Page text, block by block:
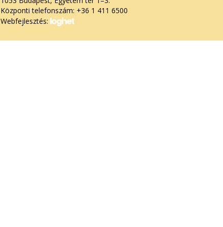
Központi telefonszám: +36 1 411 6500
Webfejlesztés: